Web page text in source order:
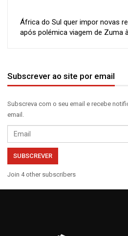
África do Sul quer impor novas
após polémica viagem de Zuma
Subscrever ao site por email
Subscreva com o seu email e recebe
email.
Email
SUBSCREVER
Join 4 other subscribers